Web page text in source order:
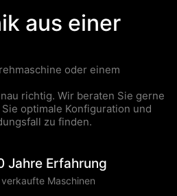
aus einer
oder einem
richtig. Wir beraten Sie gerne
optimale Konfiguration und
zu finden.
Jahre Erfahrung
Maschinen